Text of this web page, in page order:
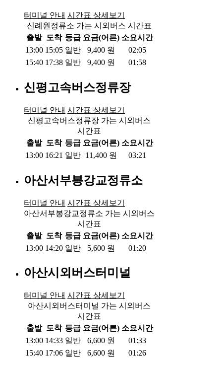
터미널 안내 시간표 상세보기
신례원정류소 가는 시외버스 시간표
출발 도착 등급 요금(어른) 소요시간
13:00 15:05 일반 9,400 원
02:05
15:40 17:38 일반 9,400 원 01:58
신평고속버스정류장
터미널 안내 시간표 상세보기
신평고속버스정류장 가는 시외버스
시간표
출발 도착 등급 요금(어른) 소요시간
13:00 16:21 일반 11,400 원 03:21
아산서부봉강교정류소
터미널 안내 시간표 상세보기
아산서부봉강교정류소 가는 시외버스
시간표
출발 도착 등급 요금(어른) 소요시간
13:00 14:20 일반 5,600 원 01:20
아산시외버스터미널
터미널 안내 시간표 상세보기
아산시외버스터미널 가는 시외버스
시간표
출발 도착 등급 요금(어른) 소요시간
13:00 14:33 일반 6,600 원
01:33
15:40 17:06 일반 6,600 원 01:26